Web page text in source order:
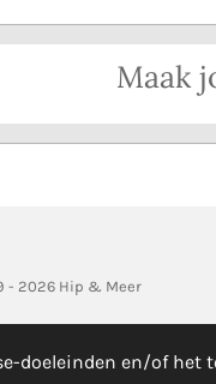
doeleinden en/of
Maak
- 2026 Hip & Meer